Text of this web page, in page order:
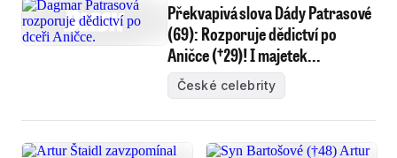
Překvapivá slova Dády Patrasové
(69): Rozporuje dědictví po
Aničce (†29)! I majetek...
České celebrity